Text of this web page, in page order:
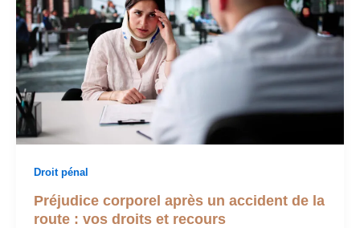
Droit pénal
Préjudice corporel après un accident de la
route : vos droits et recours